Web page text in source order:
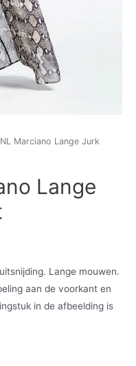
Marciano Lange Jurk
Lange
Lange mouwen.
aan de voorkant en
in de afbeelding is